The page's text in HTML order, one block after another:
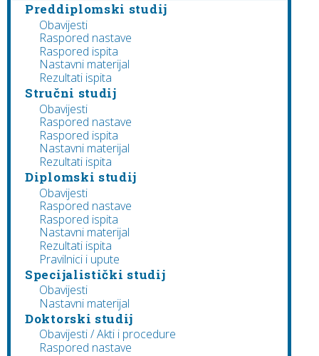
Preddiplomski studij
Obavijesti
Raspored nastave
Raspored ispita
Nastavni materijal
Rezultati ispita
Stručni studij
Obavijesti
Raspored nastave
Raspored ispita
Nastavni materijal
Rezultati ispita
Diplomski studij
Obavijesti
Raspored nastave
Raspored ispita
Nastavni materijal
Rezultati ispita
Pravilnici i upute
Specijalistički studij
Obavijesti
Nastavni materijal
Doktorski studij
Obavijesti / Akti i procedure
Raspored nastave